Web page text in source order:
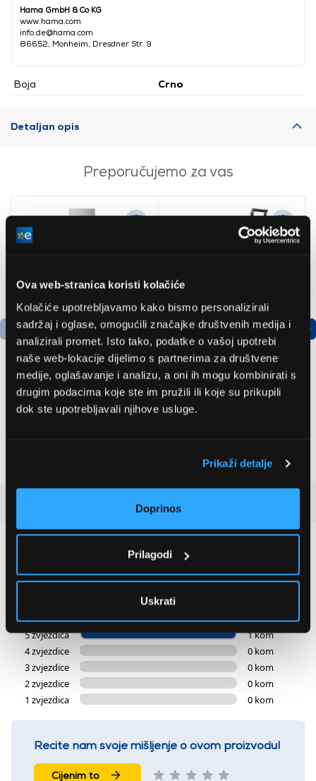
Ova web-stranica koristi kolačiće
Kolačiće upotrebljavamo kako bismo personalizirali
sadržaj i oglase, omogućili značajke društvenih medija i
analizirali promet. Isto tako, podatke o vašoj upotrebi
naše web-lokacije dijelimo s partnerima za društvene
medije, oglašavanje i analizu, a oni ih mogu kombinirati s
drugim podacima koje ste im pružili ili koje su prikupili
dok ste upotrebljavali njihove usluge.
Prikaži detalje
Doprinos
Prilagodi
Uskrati
Hama GmbH & Co KG
www.hama.com
info.de@hama.com
86652, Monheim, Dresdner Str. 9
Boja Crno
Detaljan opis
Preporučujemo za vas
LG GBBSJ10EPY
Hladnjak s donjim
Bosch
AdvancedAquatak 160
5
1 ocjena
5 zvjezdica
1 kom
4 zvjezdice
0 kom
3 zvjezdice
0 kom
2 zvjezdice
0 kom
1 zvjezdica
0 kom
Recite nam svoje mišljenje o ovom proizvodu!
Cijenim to